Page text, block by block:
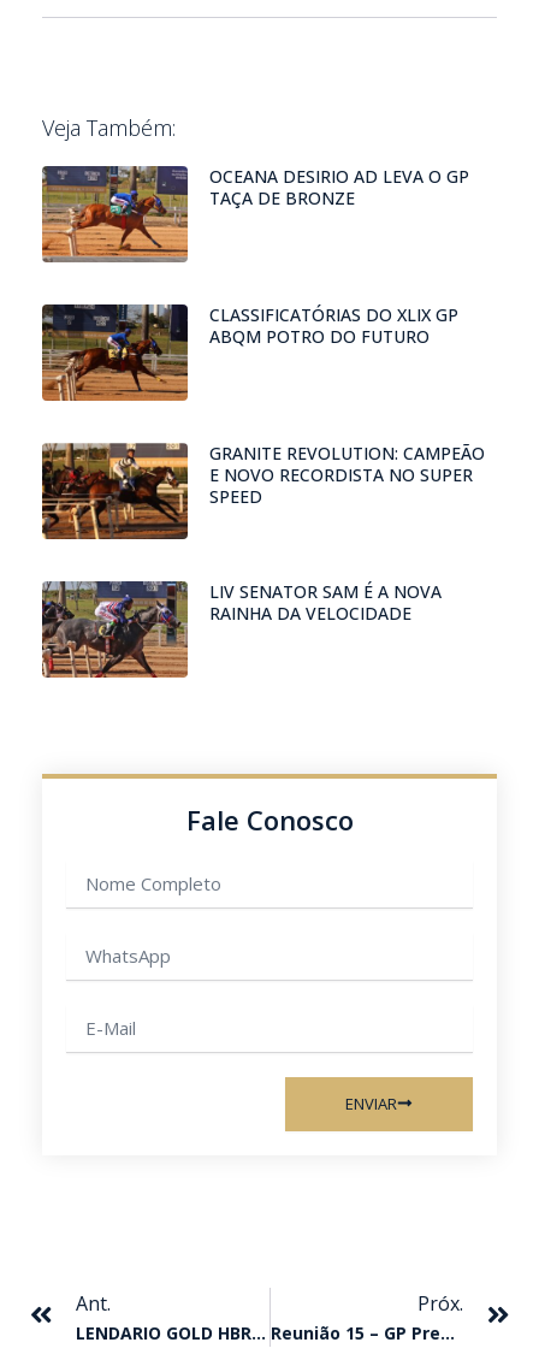
Veja Também:
OCEANA DESIRIO AD LEVA O GP
TAÇA DE BRONZE
CLASSIFICATÓRIAS DO XLIX GP
ABQM POTRO DO FUTURO
GRANITE REVOLUTION: CAMPEÃO
E NOVO RECORDISTA NO SUPER
SPEED
LIV SENATOR SAM É A NOVA
RAINHA DA VELOCIDADE
Fale Conosco
completo
mail
ENVIAR
Ant.
LENDARIO GOLD HBR LEVA O GP TAÇA DE BRONZE
Próx.
Reunião 15 – GP Presidente Do Jockey Club De Sorocaba – III DERBY (class) – GP São Paulo – I Tríplice Coroa (final) – GP Taça De Prata (class)